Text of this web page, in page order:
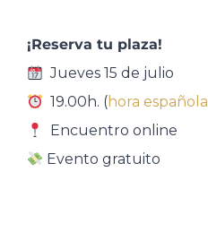
¡Reserva tu plaza!
Jueves 15 de julio
19.00h. (hora española
Encuentro online
Evento gratuito